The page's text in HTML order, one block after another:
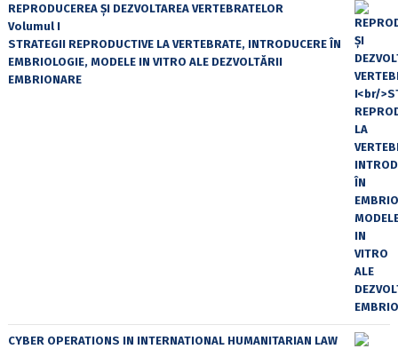
REPRODUCEREA ȘI DEZVOLTAREA VERTEBRATELOR
Volumul I
STRATEGII REPRODUCTIVE LA VERTEBRATE, INTRODUCERE ÎN
EMBRIOLOGIE, MODELE IN VITRO ALE DEZVOLTĂRII
EMBRIONARE
CYBER OPERATIONS IN INTERNATIONAL HUMANITARIAN LAW